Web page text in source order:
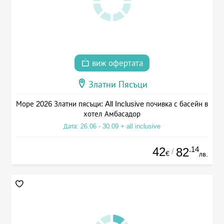
виж офертата
Златни Пясъци
Море 2026 Златни пясъци: All Inclusive почивка с басейн в
хотел Амбасадор
Дата: 26.06 - 30.09 + all inclusive
42€ / 82.14
лв.